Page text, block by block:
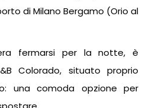
di Milano Bergamo (Orio al
fermarsi per la notte, è
Colorado, situato proprio
una comoda opzione per